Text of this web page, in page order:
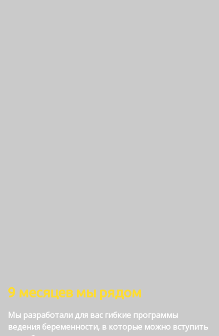
9 месяцев мы рядом
Мы разработали для вас гибкие программы
ведения беременности, в которые можно вступить